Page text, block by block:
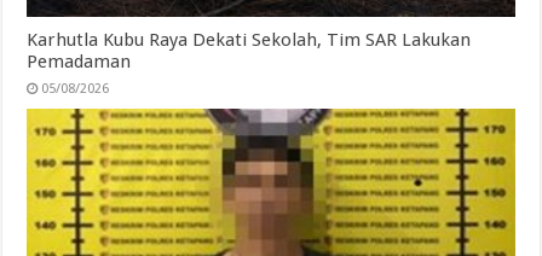
Karhutla Kubu Raya Dekati Sekolah, Tim SAR Lakukan
Pemadaman
05/08/2026